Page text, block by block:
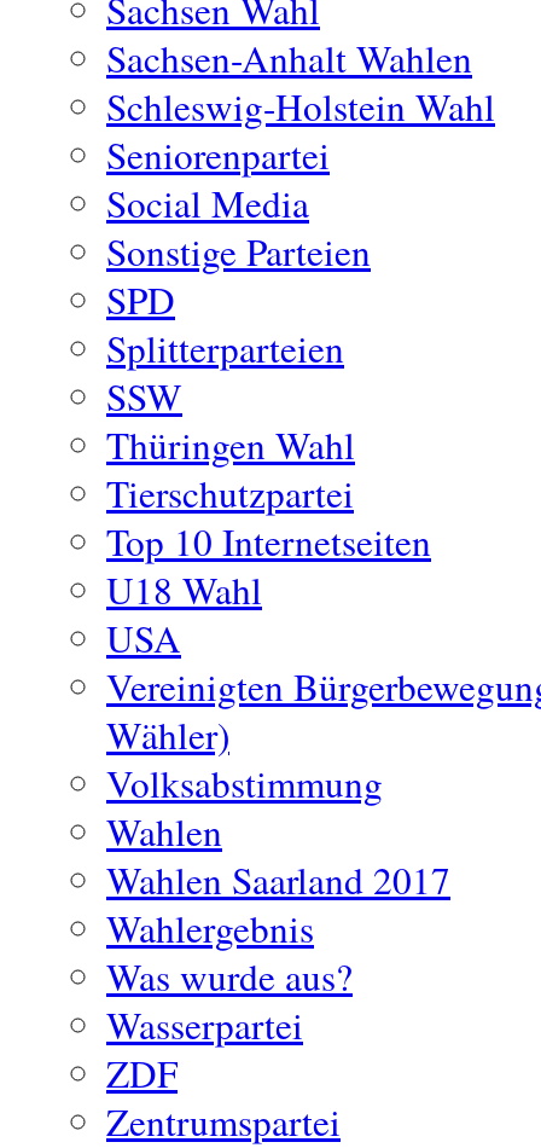
Sachsen-Anhalt Wahlen
Schleswig-Holstein Wahl
Seniorenpartei
Social Media
Sonstige Parteien
SPD
Splitterparteien
SSW
Thüringen Wahl
Tierschutzpartei
Top 10 Internetseiten
U18 Wahl
USA
Vereinigten
Wähler)
Volksabstimmung
Wahlen
Wahlen Saarland 2017
Wahlergebnis
Was wurde aus?
Wasserpartei
ZDF
Zentrumspartei